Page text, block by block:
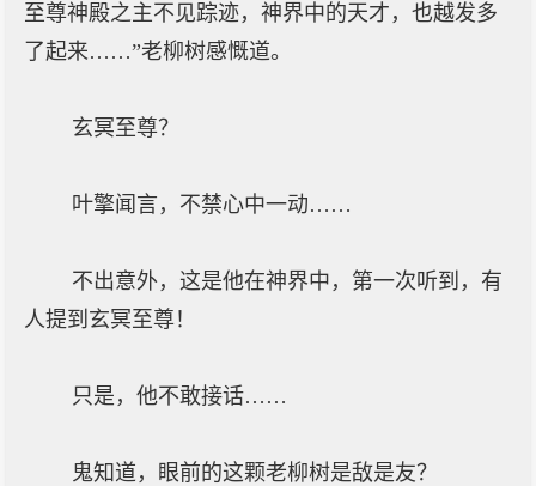
至尊神殿之主不见踪迹，神界中的天才，也越发多
了起来……”老柳树感慨道。
玄冥至尊？
叶擎闻言，不禁心中一动……
不出意外，这是他在神界中，第一次听到，有
人提到玄冥至尊！
只是，他不敢接话……
鬼知道，眼前的这颗老柳树是敌是友？